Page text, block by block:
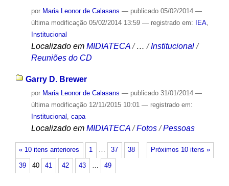
por Maria Leonor de Calasans — publicado05/02/2014 —
última modificação05/02/2014 13:59 — registrado em: IEA,
Institucional
Localizado em MIDIATECA /…/Institucional /
Reuniões do CD
Garry D. Brewer
por Maria Leonor de Calasans — publicado31/01/2014 —
última modificação12/11/2015 10:01 — registrado em:
Institucional , capa
Localizado em MIDIATECA /Fotos /Pessoas
« 10 itens anteriores Próximos 10 itens »
1 … 37 38
39 40 41 42 43 … 49